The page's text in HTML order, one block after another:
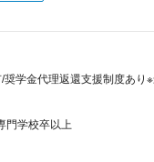
奨学金代理返還支援制度あ
門学校卒以上